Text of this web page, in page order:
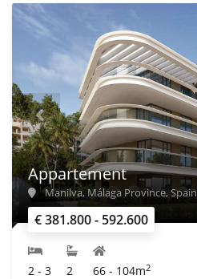
€ 381.800 - 592.600
Appartement
Manilva, Málaga Province, Spain
2 - 3 2 66 - 104m2